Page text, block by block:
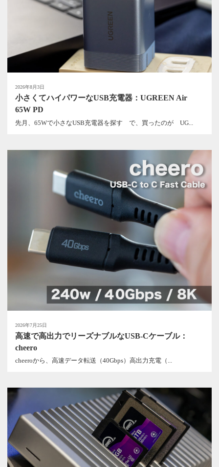
2026年8月3日
小さくてハイパワーなUSB充電器：UGREEN Air
65W PD
先月、65Wで小さなUSB充電器を探す で、買ったのが UG...
2026年7月25日
高速で高出力でリーズナブルなUSB-Cケーブル：
cheero
cheeroから、高速データ転送（40Gbps）高出力充電（...